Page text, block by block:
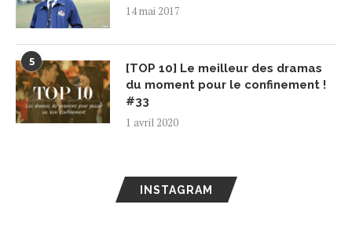
14 mai 2017
5
[TOP 10] Le meilleur des dramas
du moment pour le confinement !
#33
1 avril 2020
INSTAGRAM